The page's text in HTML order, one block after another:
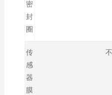
密
封
圈
传
感
器
膜